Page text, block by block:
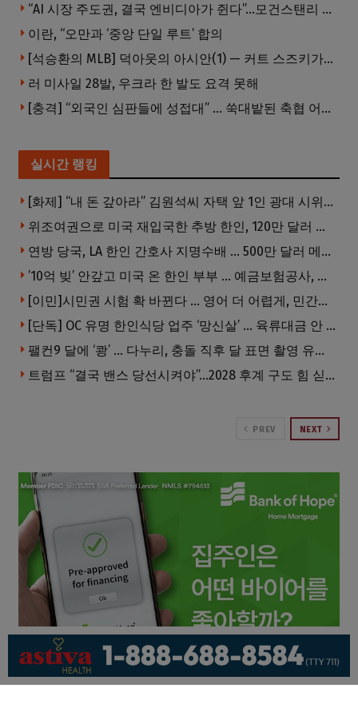
“AI 시장 주도권, 결국 엔비디아가 쥔다”…모건스탠리 장담
이란, “오만과 ‘중앙 단일 루트’ 합의
[석승환의 MLB] 덕아웃의 아시안(1) — 커트 스즈키가 우리에게 묻는 것
러 미사일 28발, 우크라 한 발도 요격 못해
[충격] “외국인 심판들에 성접대” … 쑥대밭된 축협 어디까지 추락하나
실시간 랭킹
[화제] “내 돈 갚아라” 김원석씨 자택 앞 1인 광대 시위 … 한인 투자사, “108만 달러 못받아”
위조여권으로 미국 재입국한 추방 한인, 120만 달러 은행 사기 행각
연방 당국, LA 한인 간호사 지명수배 … 500만 달러 메디캐어 사기, 선고 직전 한국 도주
’10억 빚’ 안갚고 미국 온 한인 부부 … 예금보험공사, 미국서 소송
[이민]시민권 시험 확 바뀐다 … 영어 더 어렵게, 민간시험 도입 추진
[단독] OC 유명 한인식당 업주 ‘망신살’ … 육류대금 안 갚자 식당서 공개추심
팰컨9 달에 ‘쾅’ … 다누리, 충돌 직후 달 표면 촬영 유일 탐사선
트럼프 “결국 밴스 당선시켜야”…2028 후계 구도 힘 싣나
PREV NEXT